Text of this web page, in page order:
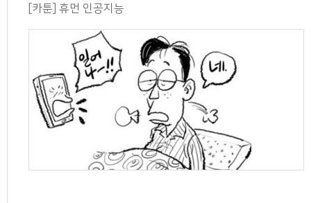
[카툰] 휴먼 인공지능